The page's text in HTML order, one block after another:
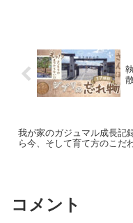
我が家のガジュマル成長記
ら今、そして育て方のこだ
コメント